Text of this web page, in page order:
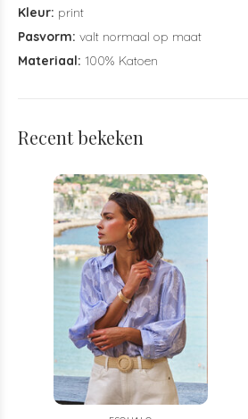
Kleur: print
Pasvorm: valt normaal op maat
Materiaal: 100% Katoen
Recent bekeken